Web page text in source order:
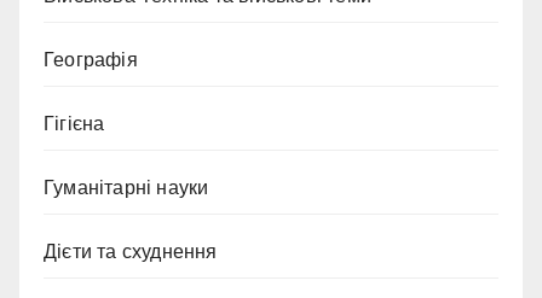
Географія
Гігієна
Гуманітарні науки
Дієти та схуднення